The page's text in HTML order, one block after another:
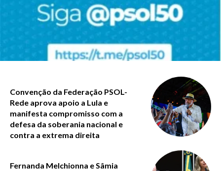
Convenção da Federação PSOL-
Rede aprova apoio a Lula e
manifesta compromisso com a
defesa da soberania nacional e
contra a extrema direita
Fernanda Melchionna e Sâmia